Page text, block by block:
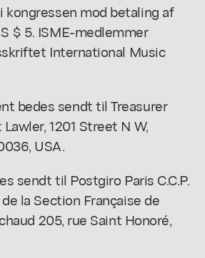
kongressen mod betaling af
$ 5. ISME-medlemmer
International Music
bedes sendt til Treasurer
1201 Street N W,
USA.
sendt til Postgiro Paris C.C.P.
la Section Française de
205, rue Saint Honoré,